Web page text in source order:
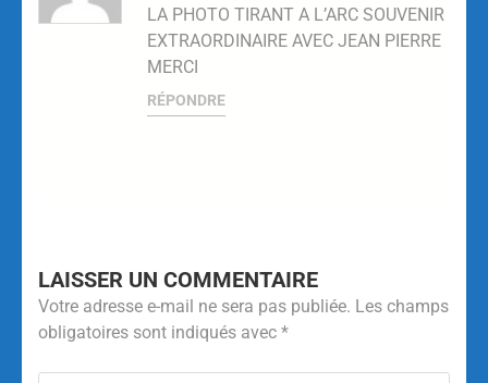
LA PHOTO TIRANT A L’ARC SOUVENIR
EXTRAORDINAIRE AVEC JEAN PIERRE
MERCI
RÉPONDRE
LAISSER UN COMMENTAIRE
Votre adresse e-mail ne sera pas publiée. Les champs
obligatoires sont indiqués avec *